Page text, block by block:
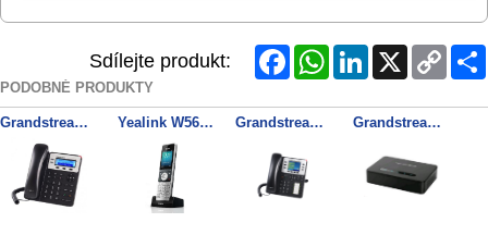
Sdílejte produkt: FacebookWhatsAppLinkedInX
Copy
Link
PODOBNÉ PRODUKTY
Grandstream GXP1625 SIP telefon Yealink W56H SIP DECT ručka Grandstream GXP2130 SIP telefon Grandstream DP750 SIP DECT základnová stanice